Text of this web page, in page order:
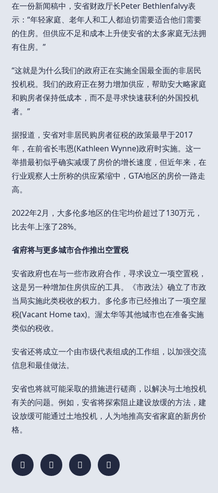
在一份新闻稿中，安省财政厅长Peter Bethlenfalvy表
示：“年轻家庭、老年人和工人都迫切需要适合他们需要
的住房。但供应不足和成本上升使安省的太多家庭无法拥
有住房。”
“这就是为什么我们的政府正在实施全国最全面的非居民
投机税。我们的政府正在努力增加供应，帮助安大略家庭
和购房者保持低成本，而不是寻求快速获利的外国投机
者。”
据报道，安省对非居民购房者征税的政策最早于2017
年，在前省长韦恩(Kathleen Wynne)政府时实施。这一
举措最初似乎确实减缓了房价的增长速度，但近年来，在
行业观察人士所称的供应紧缩中，GTA地区的房价一路走
高。
2022年2月，大多伦多地区的住宅均价超过了130万元，
比去年上涨了28%。
省府将与更多城市合作推出空置税
安省政府也在与一些市政府合作，寻求设立一项空置税，
这是另一种增加住房供应的工具。《市政法》确立了市政
当局实施此类税收的权力。多伦多市已经推出了一项空屋
税(Vacant Home tax)。渥太华等其他城市也在准备实施
类似的税收。
安省还将成立一个由市级代表组成的工作组，以加强交流
信息和最佳做法。
安省也将就可能采取的措施进行磋商，以解决与土地投机
有关的问题。例如，安省将探索阻止建设放缓的方法，建
设放缓可能通过土地投机，人为地推高安省家庭的新房价
格。